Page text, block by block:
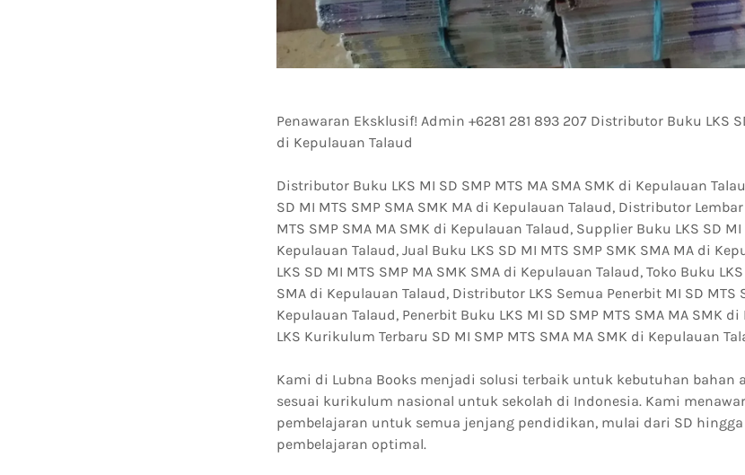
Penawaran Eksklusif! Admin +6281 281 893 207 Distributor Buku LKS
di Kepulauan Talaud
Distributor Buku LKS MI SD SMP MTS MA SMA SMK di Kepulauan
SD MI MTS SMP SMA SMK MA di Kepulauan Talaud, Distributor
MTS SMP SMA MA SMK di Kepulauan Talaud, Supplier Buku LKS SD MI
Kepulauan Talaud, Jual Buku LKS SD MI MTS SMP SMK SMA MA di
LKS SD MI MTS SMP MA SMK SMA di Kepulauan Talaud, Toko Buku
SMA di Kepulauan Talaud, Distributor LKS Semua Penerbit MI SD MTS
Kepulauan Talaud, Penerbit Buku LKS MI SD SMP MTS SMA MA SMK
LKS Kurikulum Terbaru SD MI SMP MTS SMA MA SMK di Kepulauan
Kami di Lubna Books menjadi solusi terbaik untuk kebutuhan bahan
sesuai kurikulum nasional untuk sekolah di Indonesia. Kami
pembelajaran untuk semua jenjang pendidikan, mulai dari SD hingga
pembelajaran optimal.